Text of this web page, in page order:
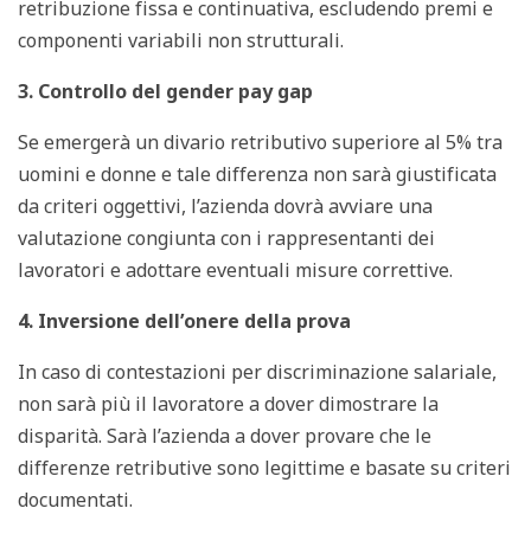
retribuzione fissa e continuativa, escludendo premi e
componenti variabili non strutturali.
3. Controllo del gender pay gap
Se emergerà un divario retributivo superiore al 5% tra
uomini e donne e tale differenza non sarà giustificata
da criteri oggettivi, l’azienda dovrà avviare una
valutazione congiunta con i rappresentanti dei
lavoratori e adottare eventuali misure correttive.
4. Inversione dell’onere della prova
In caso di contestazioni per discriminazione salariale,
non sarà più il lavoratore a dover dimostrare la
disparità. Sarà l’azienda a dover provare che le
differenze retributive sono legittime e basate su criteri
documentati.